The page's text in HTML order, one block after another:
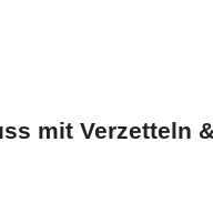
mit Verzetteln